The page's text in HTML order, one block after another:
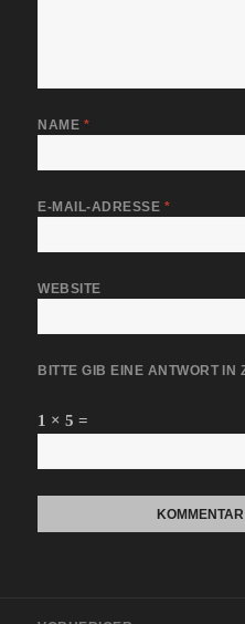
NAME *
E-MAIL-ADRESSE *
WEBSITE
BITTE GIB EINE ANTWORT IN
1 × 5 =